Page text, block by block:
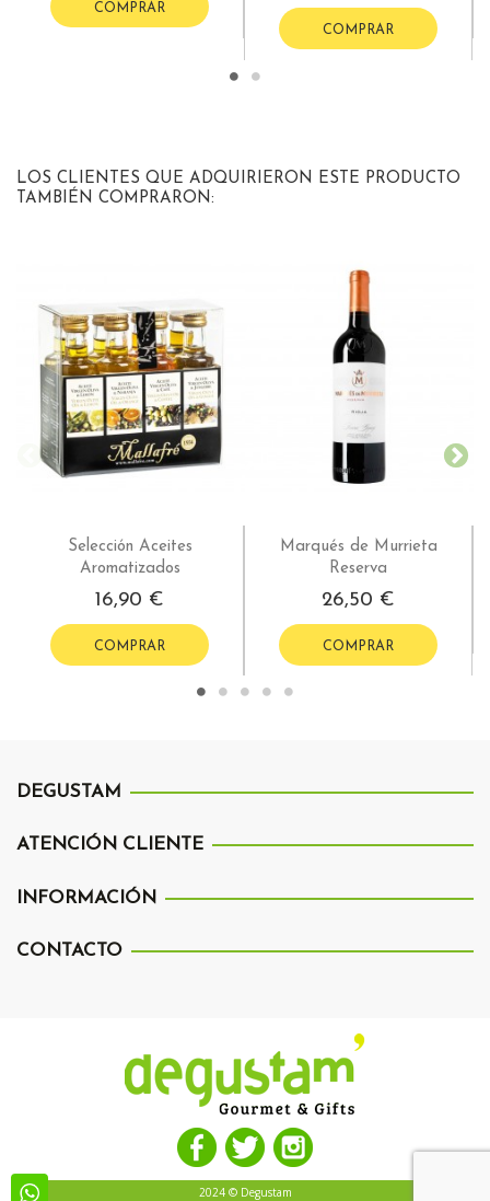
COMPRAR
COMPRAR
LOS CLIENTES QUE ADQUIRIERON ESTE PRODUCTO
TAMBIÉN COMPRARON:
Selección Aceites
Aromatizados
16,90 €
COMPRAR
Marqués de Murrieta
Reserva
26,50 €
COMPRAR
DEGUSTAM
ATENCIÓN CLIENTE
INFORMACIÓN
CONTACTO
2024 © Degustam